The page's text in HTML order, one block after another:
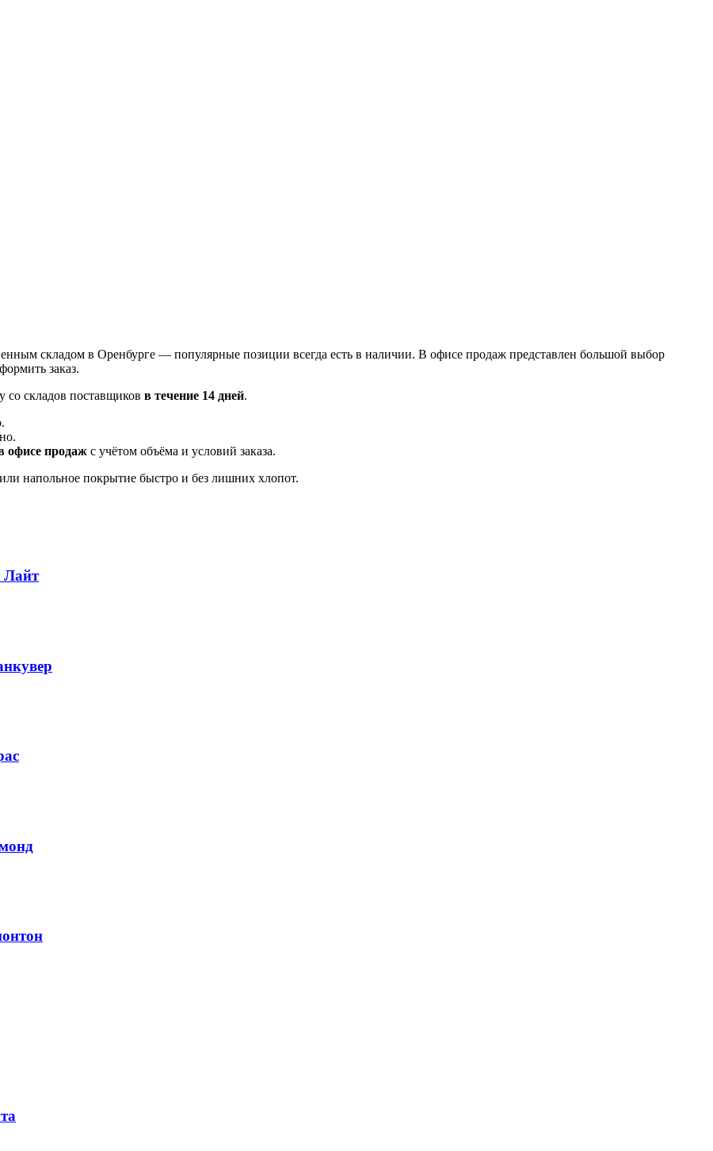
складом в Оренбурге — популярные позиции всегда есть в наличии. В офисе продаж представлен большой выбор
заказ.
со складов поставщиков в течение 14 дней.
офисе продаж с учётом объёма и условий заказа.
напольное покрытие быстро и без лишних хлопот.
Лайт